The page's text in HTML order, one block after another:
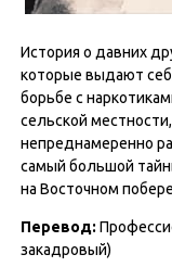
История о давних
которые выдают
борьбе с
сельской
непреднамеренно
самый большой
на Восточном
Перевод:
закадровый)